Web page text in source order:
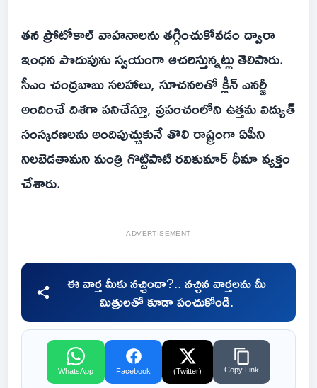
తన ప్రోటోకాల్ వాహనాలను తగ్గించుకోవడం ద్వారా
ఇంధన పొదుపును స్వయంగా ఆచరిస్తున్నట్లు తెలిపారు.
సీఎం చంద్రబాబు సలహాలు, సూచనలతో క్లీన్ ఎనర్జీ
అందించే దిశగా పనిచేస్తూ, ప్రపంచంలోని ఉత్తమ విద్యుత్
సంస్కరణలను అందిపుచ్చుకునే తొలి రాష్ట్రంగా ఏపీని
నిలబెడతామని మంత్రి గొట్టిపాటి రవికుమార్ ధీమా వ్యక్తం
చేశారు.
ADVERTISEMENT
ఈ వార్త మీకు నచ్చిందా?.. నచ్చిన వార్తలను మీ
మిత్రులతో కూడా పంచుకోండి.
WhatsApp Facebook (Twitter) Copy Link